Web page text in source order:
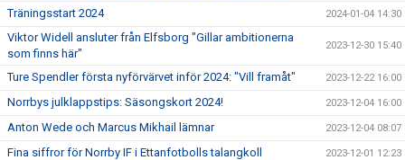
Träningsstart 2024 2024-01-04 14:30
Viktor Widell ansluter från Elfsborg "Gillar ambitionerna
som finns här"
2023-12-30 15:40
Ture Spendler första nyförvärvet inför 2024: "Vill framåt" 2023-12-22 16:00
Norrbys julklappstips: Säsongskort 2024! 2023-12-04 16:00
Anton Wede och Marcus Mikhail lämnar 2023-12-04 08:07
Fina siffror för Norrby IF i Ettanfotbolls talangkoll 2023-12-01 12:23